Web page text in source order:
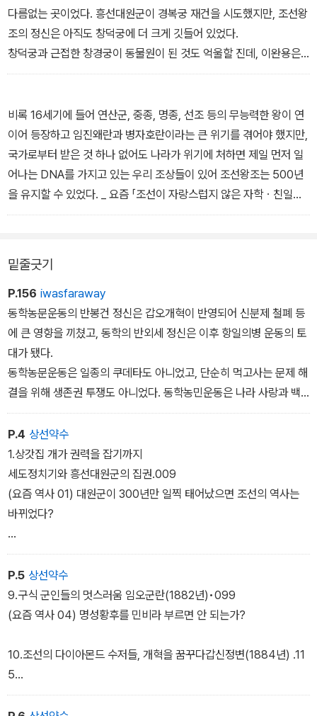
다름없는 곳이었다. 흥선대원군이 경복궁 재건을 시도했지만, 조선왕
조의 정신은 아직도 창덕궁에 더 크게 깃들어 있었다.
창덕궁과 근접한 창경궁이 동물원이 된 것도 억울할 진데, 이완용은
비굴하게 아부를 떨며 창경궁을 왜왕의 별궁이 되도록 시도했다. 기
땅을 방문하지 않았다. 그런데 무슨 이유로 창덕궁을 왜왕의 별궁으
로 만들겠다는 말인가?
이완용은 창덕궁을 팔아서라도 왜왕을 조선땅에 오게 하여 한 번 만
나보고자 했던 것일까. _ 요즘 「이완용이 매국노 트리플크라운인 이
유」 중에서
비록 16세기에 들어 연산군, 중종, 명종, 선조 등의 무능력한 왕이 연
이어 등장하고 임진왜란과 병자호란이라는 큰 위기를 겪어야 했지만,
국가로부터 받은 것 하나 없어도 나라가 위기에 처하면 제일 먼저 일
어나는 DNA를 가지고 있는 우리 조상들이 있어 조선왕조는 500년
을 유지할 수 있었다. _ 요즘 「조선이 자랑스럽지 않은 자학ㆍ친일적
마인드를 벗어던져라」 중에서
밑줄긋기
P.156 iwasfaraway
동학농문운동의 반봉건 정신은 갑오개혁이 반영되어 신분제 철폐 등
에 큰 영향을 끼쳤고, 동학의 반외세 정신은 이후 항일의병 운동의 토
대가 됐다.
동학농문운동은 일종의 쿠데타도 아니었고, 단순히 먹고사는 문제 해
결을 위해 생존권 투쟁도 아니었다. 동학농민운동은 나라 사랑과 백
성 사랑이라는 큰 가치를 지닌 아름다운 농민운동이었다. 156
P.4 상선약수
1.상갓집 개가 권력을 잡기까지
세도정치기와 흥선대원군의 집권.009
(요즘 역사 01) 대원군이 300년만 일찍 태어났으면 조선의 역사는
바뀌었다?
2.대원군도 학살자다 병인박해(1866년).029
3.왕실의궤와 경부고속철도 병인양요(1866년) •037
(요즘 역사 02) KTX와 왕실의궤의 상관관계
4.김일성 증조할아버지의 영웅담? 제너럴 셔먼호 사건 (1866년)•0
49
5.조선을 사랑한 오페르트 오페르트 도굴 미수 사건(1868년) • 05
P.5 상선약수
9.구식 군인들의 멋스러움 임오군란(1882년)•099
(요즘 역사 04) 명성황후를 민비라 부르면 안 되는가?
10.조선의 다이아몬드 수저들, 개혁을 꿈꾸다갑신정변(1884년) .11
5
(요즘 역사 05) 김옥균은 친일파인가, 혁명가인가?